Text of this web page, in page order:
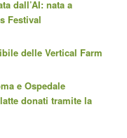
dall’AI: nata a
Festival
delle Vertical Farm
e Ospedale
donati tramite la